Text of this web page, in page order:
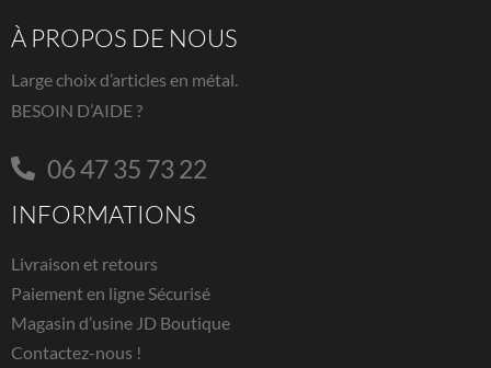
À PROPOS DE NOUS
Large choix d’articles en métal.
BESOIN D’AIDE ?
06 47 35 73 22
INFORMATIONS
Livraison et retours
Paiement en ligne Sécurisé
Magasin d’usine JD Boutique
Contactez-nous !